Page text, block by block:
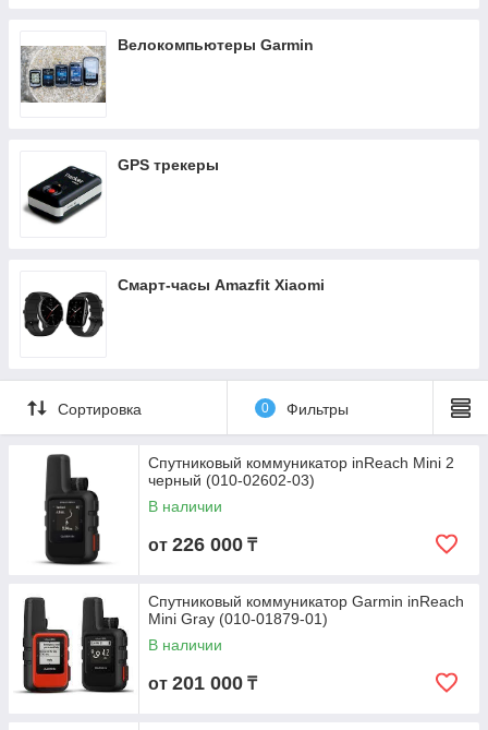
Велокомпьютеры Garmin
GPS трекеры
Смарт-часы Amazfit Xiaomi
Сортировка 0 Фильтры
Спутниковый коммуникатор inReach Mini 2
черный (010-02602-03)
В наличии
от 226 000 ₸
Спутниковый коммуникатор Garmin inReach
Mini Gray (010-01879-01)
В наличии
от 201 000 ₸